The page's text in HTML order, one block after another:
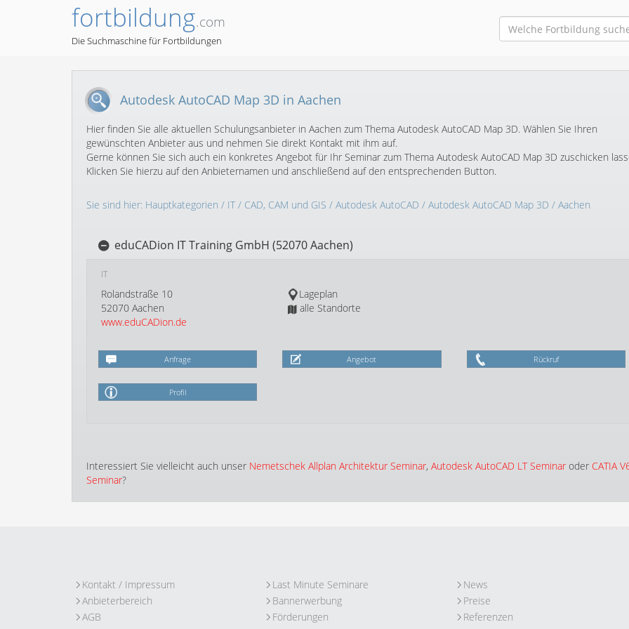
fortbildung.com
Die Suchmaschine für Fortbildungen
Autodesk AutoCAD Map 3D in Aachen
Hier finden Sie alle aktuellen Schulungsanbieter in Aachen zum Thema Autodesk AutoCAD Map 3D. Wählen Sie Ihren
gewünschten Anbieter aus und nehmen Sie direkt Kontakt mit ihm auf.
Gerne können Sie sich auch ein konkretes Angebot für Ihr Seminar zum Thema Autodesk AutoCAD Map 3D zuschicken
Klicken Sie hierzu auf den Anbieternamen und anschließend auf den entsprechenden Button.
Sie sind hier: Hauptkategorien / IT/ CAD, CAM und GIS / Autodesk AutoCAD / Autodesk AutoCAD Map 3D / Aachen
eduCADion IT Training GmbH (52070 Aachen)
IT
Rolandstraße 10
52070 Aachen
www.eduCADion.de
Lageplan
alle Standorte
Anfrage Angebot Rückruf
Profil
Interessiert Sie vielleicht auch unser Nemetschek Allplan Architektur Seminar, Autodesk AutoCAD LT Seminar oder CATIA
Seminar?
Kontakt / Impressum
Anbieterbereich
AGB
Last Minute Seminare
Bannerwerbung
Förderungen
News
Preise
Referenzen